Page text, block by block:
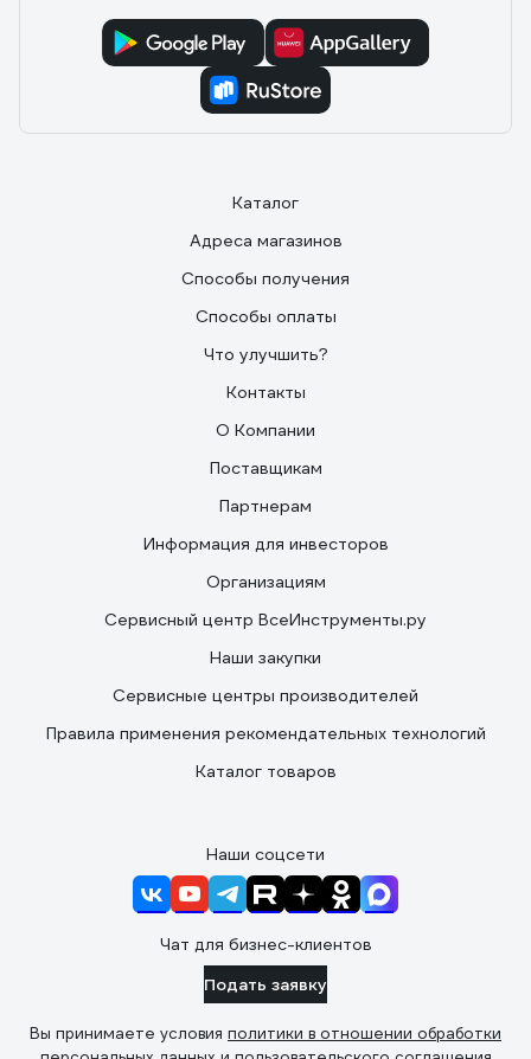
Каталог
Адреса магазинов
Способы получения
Способы оплаты
Что улучшить?
Контакты
О Компании
Поставщикам
Партнерам
Информация для инвесторов
Организациям
Сервисный центр ВсеИнструменты.ру
Наши закупки
Сервисные центры производителей
Правила применения рекомендательных технологий
Каталог товаров
Наши соцсети
Чат для бизнес-клиентов
Подать заявку
Вы принимаете условия политики в отношении обработки